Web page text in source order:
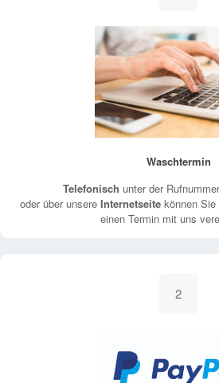
Waschtermin
Telefonisch unter der
oder über unsere Internetseite können
einen Termin mit uns
2